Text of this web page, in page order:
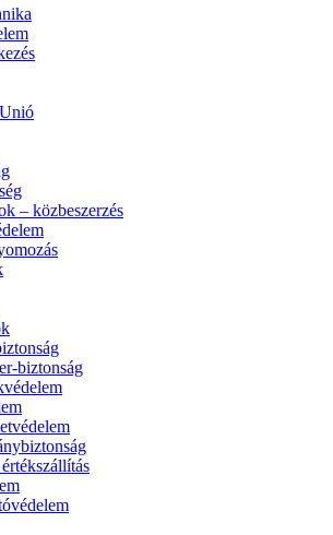
– közbeszerzés
biztonság